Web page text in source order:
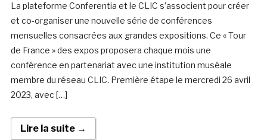
La plateforme Conferentia et le CLIC s’associent pour créer
et co-organiser une nouvelle série de conférences
mensuelles consacrées aux grandes expositions. Ce « Tour
de France » des expos proposera chaque mois une
conférence en partenariat avec une institution muséale
membre du réseau CLIC. Première étape le mercredi 26 avril
2023, avec […]
Lire la suite →